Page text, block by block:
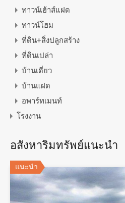
ทาวน์เฮ้าส์แฝด
ทาวน์โฮม
ที่ดิน+สิ่งปลูกสร้าง
ที่ดินเปล่า
บ้านเดี่ยว
บ้านแฝด
อพาร์ทเมนท์
โรงงาน
อสังหาริมทรัพย์แนะนำ
แนะนำ